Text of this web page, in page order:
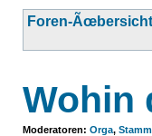
Foren-Ãœbersicht
Wohin
Moderatoren: Orga,